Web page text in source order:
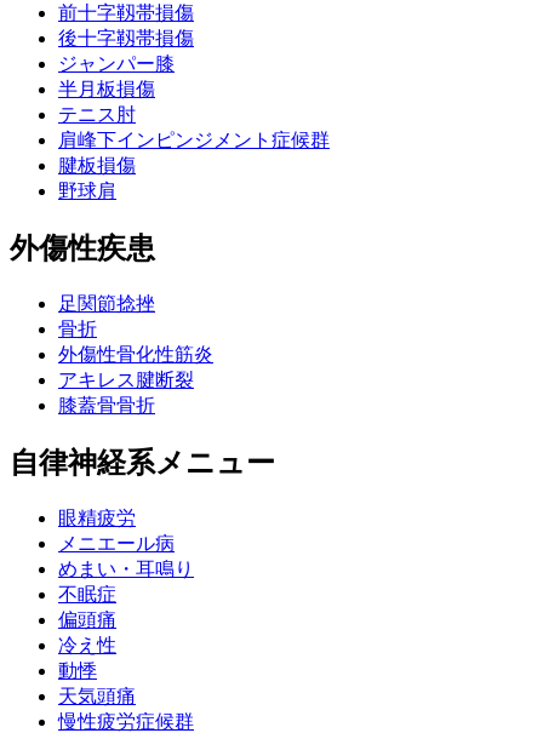
前十字靱帯損傷
後十字靱帯損傷
ジャンパー膝
半月板損傷
テニス肘
肩峰下インピンジメント症候群
腱板損傷
野球肩
外傷性疾患
足関節捻挫
骨折
外傷性骨化性筋炎
アキレス腱断裂
膝蓋骨骨折
自律神経系メニュー
眼精疲労
メニエール病
めまい・耳鳴り
不眠症
偏頭痛
冷え性
動悸
天気頭痛
慢性疲労症候群